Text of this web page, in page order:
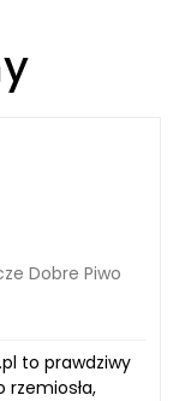
Dobre Piwo
to prawdziwy
rzemiosła,